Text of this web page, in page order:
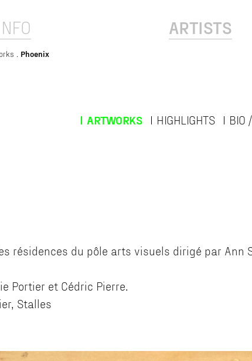
ARTISTS
Phoenix
ARTWORKS HIGHLIGHTS BIO
résidences du pôle arts visuels dirigé par Ann
Portier et Cédric Pierre.
Stalles